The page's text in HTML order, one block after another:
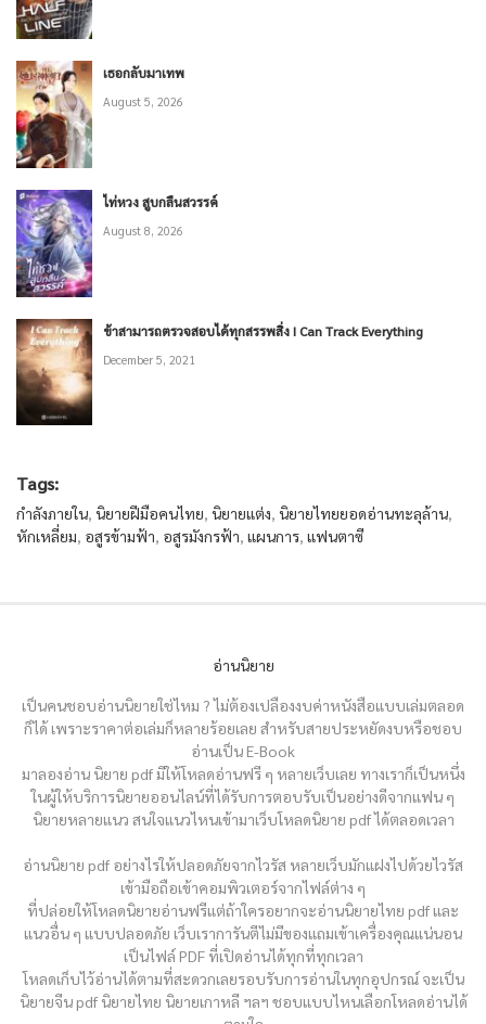
เธอกลับมาเทพ
August 5, 2026
ไท่หวง สูบกลืนสวรรค์
August 8, 2026
ข้าสามารถตรวจสอบได้ทุกสรรพสิ่ง I Can Track Everything
December 5, 2021
Tags:
กำลังภายใน, นิยายฝีมือคนไทย, นิยายแต่ง, นิยายไทยยอดอ่านทะลุล้าน,
หักเหลี่ยม, อสูรข้ามฟ้า, อสูรมังกรฟ้า, แผนการ, แฟนตาซี
อ่านนิยาย
เป็นคนชอบอ่านนิยายใช่ไหม ? ไม่ต้องเปลืองงบค่าหนังสือแบบเล่มตลอด
ก็ได้ เพราะราคาต่อเล่มก็หลายร้อยเลย สำหรับสายประหยัดงบหรือชอบ
อ่านเป็น E-Book
มาลองอ่าน นิยาย pdf มีให้โหลดอ่านฟรี ๆ หลายเว็บเลย ทางเราก็เป็นหนึ่ง
ในผู้ให้บริการนิยายออนไลน์ที่ได้รับการตอบรับเป็นอย่างดีจากแฟน ๆ
นิยายหลายแนว สนใจแนวไหนเข้ามาเว็บโหลดนิยาย pdf ได้ตลอดเวลา
อ่านนิยาย pdf อย่างไรให้ปลอดภัยจากไวรัส หลายเว็บมักแฝงไปด้วยไวรัส
เข้ามือถือเข้าคอมพิวเตอร์จากไฟล์ต่าง ๆ
ที่ปล่อยให้โหลดนิยายอ่านฟรีแต่ถ้าใครอยากจะอ่านนิยายไทย pdf และ
แนวอื่น ๆ แบบปลอดภัย เว็บเราการันตีไม่มีของแถมเข้าเครื่องคุณแน่นอน
เป็นไฟล์ PDF ที่เปิดอ่านได้ทุกที่ทุกเวลา
โหลดเก็บไว้อ่านได้ตามที่สะดวกเลยรอบรับการอ่านในทุกอุปกรณ์ จะเป็น
นิยายจีน pdf นิยายไทย นิยายเกาหลี ฯลฯ ชอบแบบไหนเลือกโหลดอ่านได้